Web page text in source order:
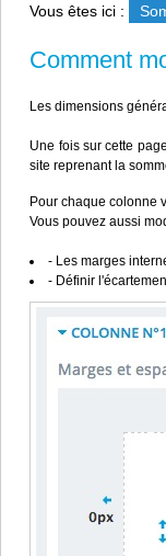
Vous êtes ici :
Comment
Les dimensions
Une fois sur cette
site reprenant la
Pour chaque colonne
Vous pouvez aussi
- Les marges
- Définir